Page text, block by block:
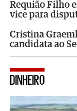
Requião Filho
vice para
Cristina
candidata ao
DINHEIRO